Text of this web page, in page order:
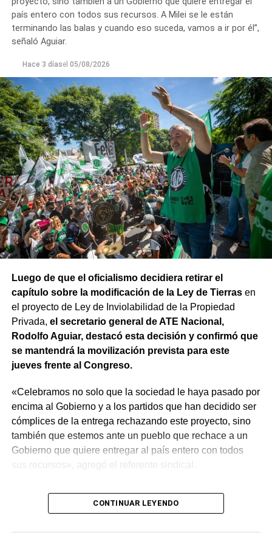
y de jubilaciones; rechazo al vaciamiento de los
organismos públicos; pase a planta permanente de todas
las y los trabajadores precarizados; rechazo a las
todas las y los trabajadores despedidos; restitución de los
fondos adeudados a las provincias y FGS de la ANSES; y
rechazo a la armonización de las Cajas Previsionales
Provinciales».
país entero con todos sus recursos. A Milei se le están
terminando las balas y cuando eso suceda, vamos a ir por él”,
señaló Aguiar.
Hace 3 díasel 05/08/2026
Luego de que el oficialismo decidiera retirar el
capítulo sobre la modificación de la Ley de Tierrasen
el proyecto de Ley de Inviolabilidad de la Propiedad
Privada, el secretario general de ATE Nacional,
Rodolfo Aguiar, destacó esta decisión y confirmó que
se mantendrá la movilización prevista para este
jueves frente al Congreso.
«Celebramos no solo que la sociedad le haya pasado por
encima al Gobierno y a los partidos que han decidido ser
cómplices de la entrega rechazando este proyecto, sino
también que estemos ante un pueblo que rechace a un
Gobierno que quiere entregar al país entero con todos
sus recursos», agregó el referente sindical.
En referencia a la movilización prevista para el jueves,
apuntó que «a Milei se le están terminando las balas y
movilizar para seguir repudiando a los senadores han
CONTINUAR LEYENDO